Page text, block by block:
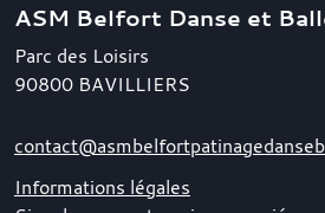
ASM Belfort Danse et
Parc des Loisirs
90800 BAVILLIERS
Informations légales